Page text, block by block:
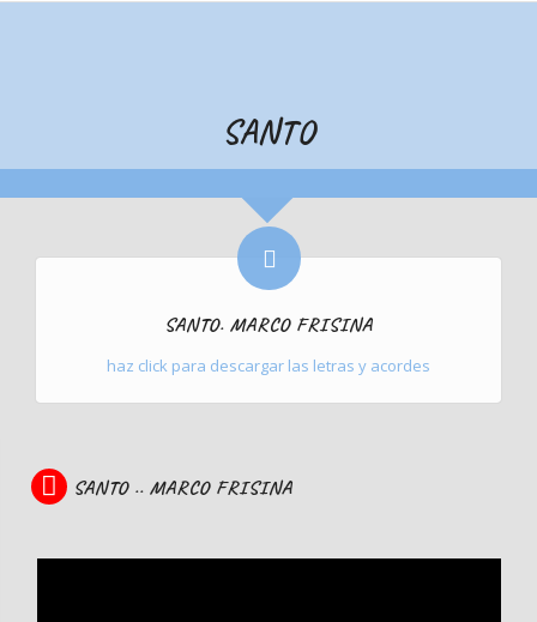
SANTO
SANTO. MARCO FRISINA
haz click para descargar las letras y acordes
SANTO .. MARCO FRISINA